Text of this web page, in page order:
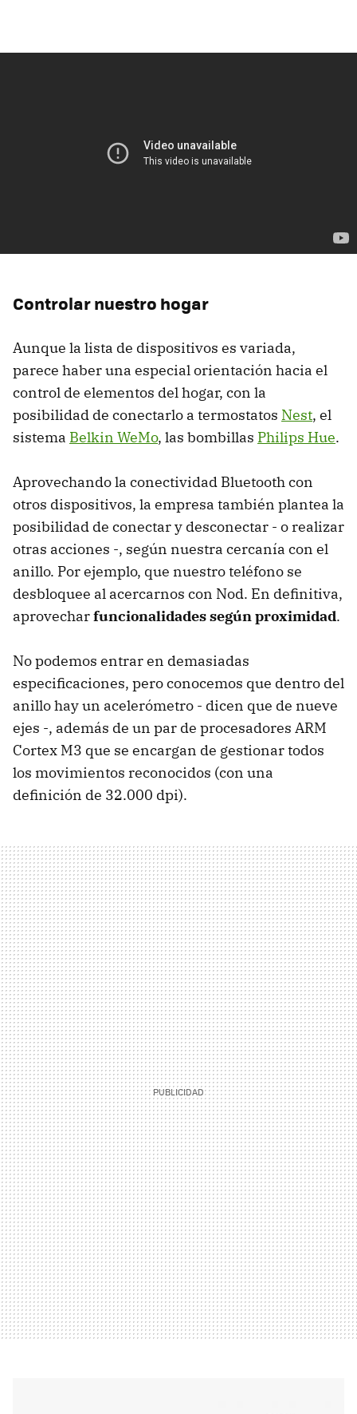
Controlar nuestro hogar
Aunque la lista de dispositivos es variada,
parece haber una especial orientación hacia el
control de elementos del hogar, con la
posibilidad de conectarlo a termostatos Nest, el
sistema Belkin WeMo, las bombillas Philips Hue.
Aprovechando la conectividad Bluetooth con
otros dispositivos, la empresa también plantea la
posibilidad de conectar y desconectar - o realizar
otras acciones -, según nuestra cercanía con el
anillo. Por ejemplo, que nuestro teléfono se
desbloquee al acercarnos con Nod. En definitiva,
aprovecharfuncionalidades según proximidad.
No podemos entrar en demasiadas
especificaciones, pero conocemos que dentro del
anillo hay un acelerómetro - dicen que de nueve
ejes -, además de un par de procesadores ARM
Cortex M3 que se encargan de gestionar todos
los movimientos reconocidos (con una
definición de 32.000 dpi).